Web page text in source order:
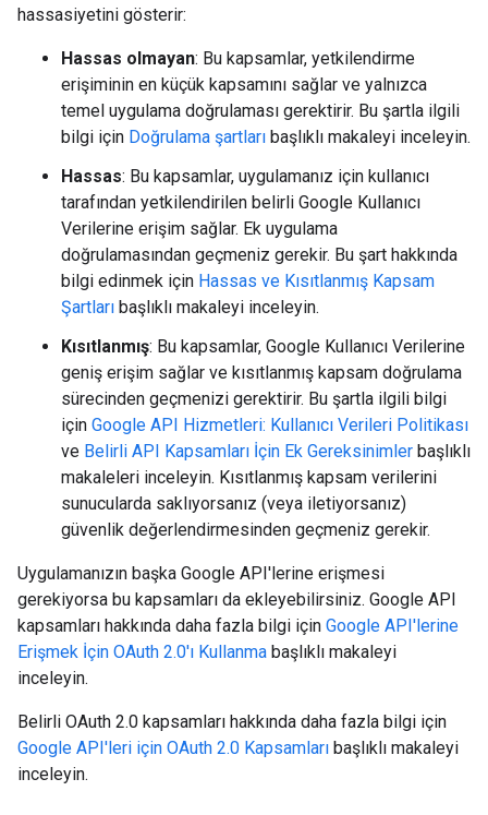
hassasiyetini gösterir:
Hassas olmayan: Bu kapsamlar, yetkilendirme
erişiminin en küçük kapsamını sağlar ve yalnızca
temel uygulama doğrulaması gerektirir. Bu şartla ilgili
bilgi için Doğrulama şartları başlıklı makaleyi inceleyin.
Hassas: Bu kapsamlar, uygulamanız için kullanıcı
tarafından yetkilendirilen belirli Google Kullanıcı
Verilerine erişim sağlar. Ek uygulama
doğrulamasından geçmeniz gerekir. Bu şart hakkında
bilgi edinmek için Hassas ve Kısıtlanmış Kapsam
Şartları başlıklı makaleyi inceleyin.
Kısıtlanmış: Bu kapsamlar, Google Kullanıcı Verilerine
geniş erişim sağlar ve kısıtlanmış kapsam doğrulama
sürecinden geçmenizi gerektirir. Bu şartla ilgili bilgi
için Google API Hizmetleri: Kullanıcı Verileri Politikası
ve Belirli API Kapsamları İçin Ek Gereksinimler başlıklı
makaleleri inceleyin. Kısıtlanmış kapsam verilerini
sunucularda saklıyorsanız (veya iletiyorsanız)
güvenlik değerlendirmesinden geçmeniz gerekir.
Uygulamanızın başka Google API'lerine erişmesi
gerekiyorsa bu kapsamları da ekleyebilirsiniz. Google API
kapsamları hakkında daha fazla bilgi için Google API'lerine
Erişmek İçin OAuth 2.0'ı Kullanma başlıklı makaleyi
inceleyin.
Belirli OAuth 2.0 kapsamları hakkında daha fazla bilgi için
Google API'leri için OAuth 2.0 Kapsamları başlıklı makaleyi
inceleyin.